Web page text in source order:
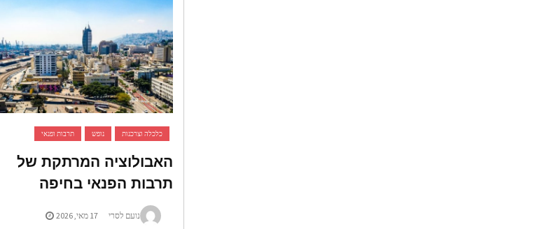
כלכלה וצרכנות נופש תרבות ופנאי
האבולוציה המרתקת של
תרבות הפנאי בחיפה
נועם לסרי 17 מאי, 2026